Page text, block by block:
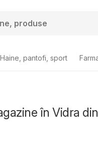
Haine, pantofi, sport
în Vidra